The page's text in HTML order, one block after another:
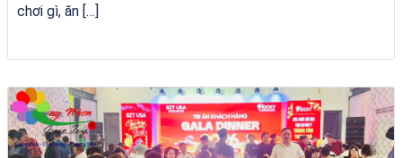
chơi gì, ăn […]
Tour Quy Nhơn 3 Đảo